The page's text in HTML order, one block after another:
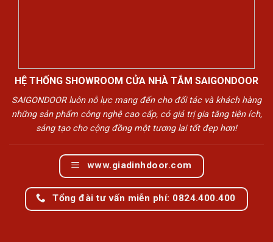
HỆ THỐNG SHOWROOM CỬA NHÀ TẮM SAIGONDOOR
SAIGONDOOR luôn nỗ lực mang đến cho đối tác và khách hàng
những sản phẩm công nghệ cao cấp, có giá trị gia tăng tiện ích,
sáng tạo cho cộng đồng một tương lai tốt đẹp hơn!
www.giadinhdoor.com
Tổng đài tư vấn miễn phí: 0824.400.400